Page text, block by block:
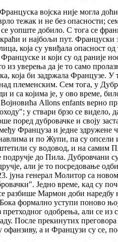
војска није могла
тежак и не без опасности;
уопште добило. С тога се
и најбољи пут.
која су увиђала опасност
и који су од
уверења да је то само
која би задржала
племенским. Сем тога, у
и са којима је, у ово време,
Allons enfants верно
у ствари брзо се видело,
дубровачке и своју
Француза и једне
и по Жупи, па су
су водовод, и на самим
до Пила.
али је то посредовање
јуна генерал Молитор са
Једно време, кад су
Мармон доби наредбу
формално уступи поново
одобрења, али се из
После прекинутих
а и Французи су се,